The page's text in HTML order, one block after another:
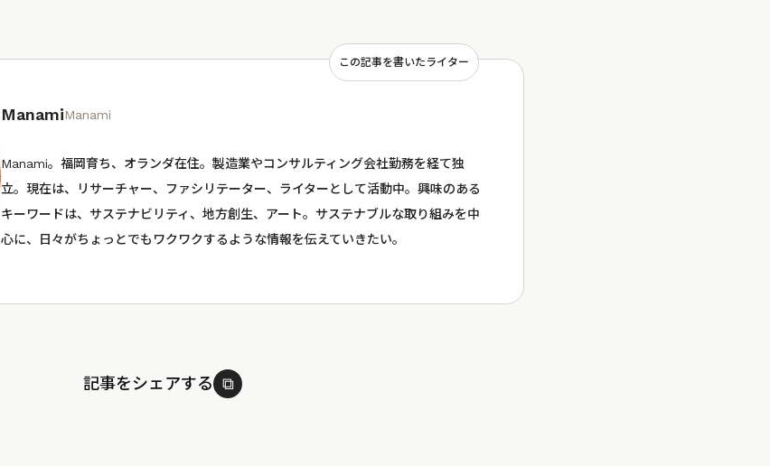
この記事を書いたライター
ManamiManami
Manami。福岡育ち、オランダ在住。製造業やコンサルティング会社勤務を経て独
立。現在は、リサーチャー、ファシリテーター、ライターとして活動中。興味のある
キーワードは、サステナビリティ、地方創生、アート。サステナブルな取り組みを中
心に、日々がちょっとでもワクワクするような情報を伝えていきたい。
記事をシェアする ⧉